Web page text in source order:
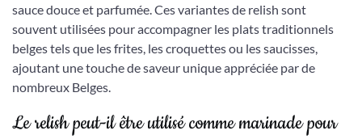
sauce douce et parfumée. Ces variantes de relish sont
souvent utilisées pour accompagner les plats traditionnels
belges tels que les frites, les croquettes ou les saucisses,
ajoutant une touche de saveur unique appréciée par de
nombreux Belges.
Le relish peut-il être utilisé comme marinade pour